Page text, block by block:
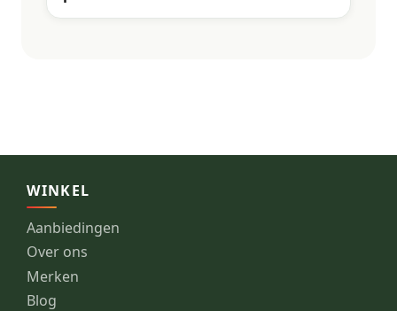
WINKEL
Aanbiedingen
Over ons
Merken
Blog